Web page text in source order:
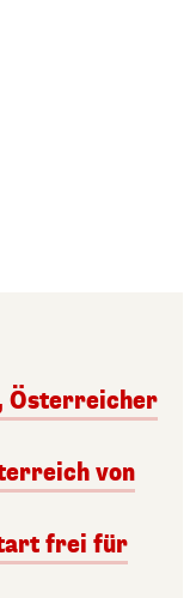
Österreicher
von
frei für